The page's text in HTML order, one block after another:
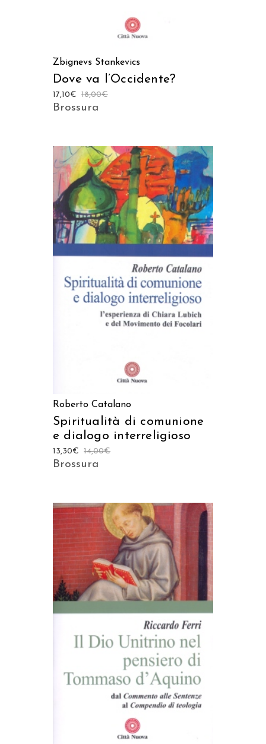
Zbignevs Stankevics
Dove va l’Occidente?
18,00€
17,10€
Brossura
AGGIUNGI AL CARRELLO
Roberto Catalano
Spiritualità di comunione
e dialogo interreligioso
14,00€
13,30€
Brossura
AGGIUNGI AL CARRELLO